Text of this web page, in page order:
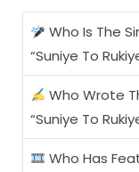
Who Is The
“Suniye To
Who Wrote
“Suniye To
Who Has